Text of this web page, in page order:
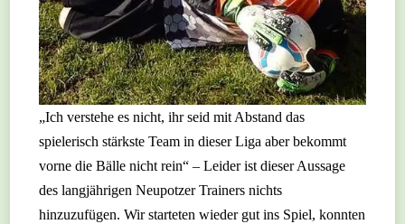
„Ich verstehe es nicht, ihr seid mit Abstand das
spielerisch stärkste Team in dieser Liga aber bekommt
vorne die Bälle nicht rein“ – Leider ist dieser Aussage
des langjährigen Neupotzer Trainers nichts
hinzuzufügen. Wir starteten wieder gut ins Spiel, konnten